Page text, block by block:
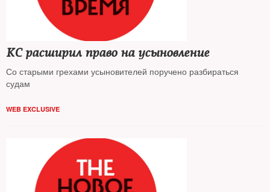
КС расширил право на усыновление
Со старыми грехами усыновителей поручено разбираться
судам
WEB EXCLUSIVE